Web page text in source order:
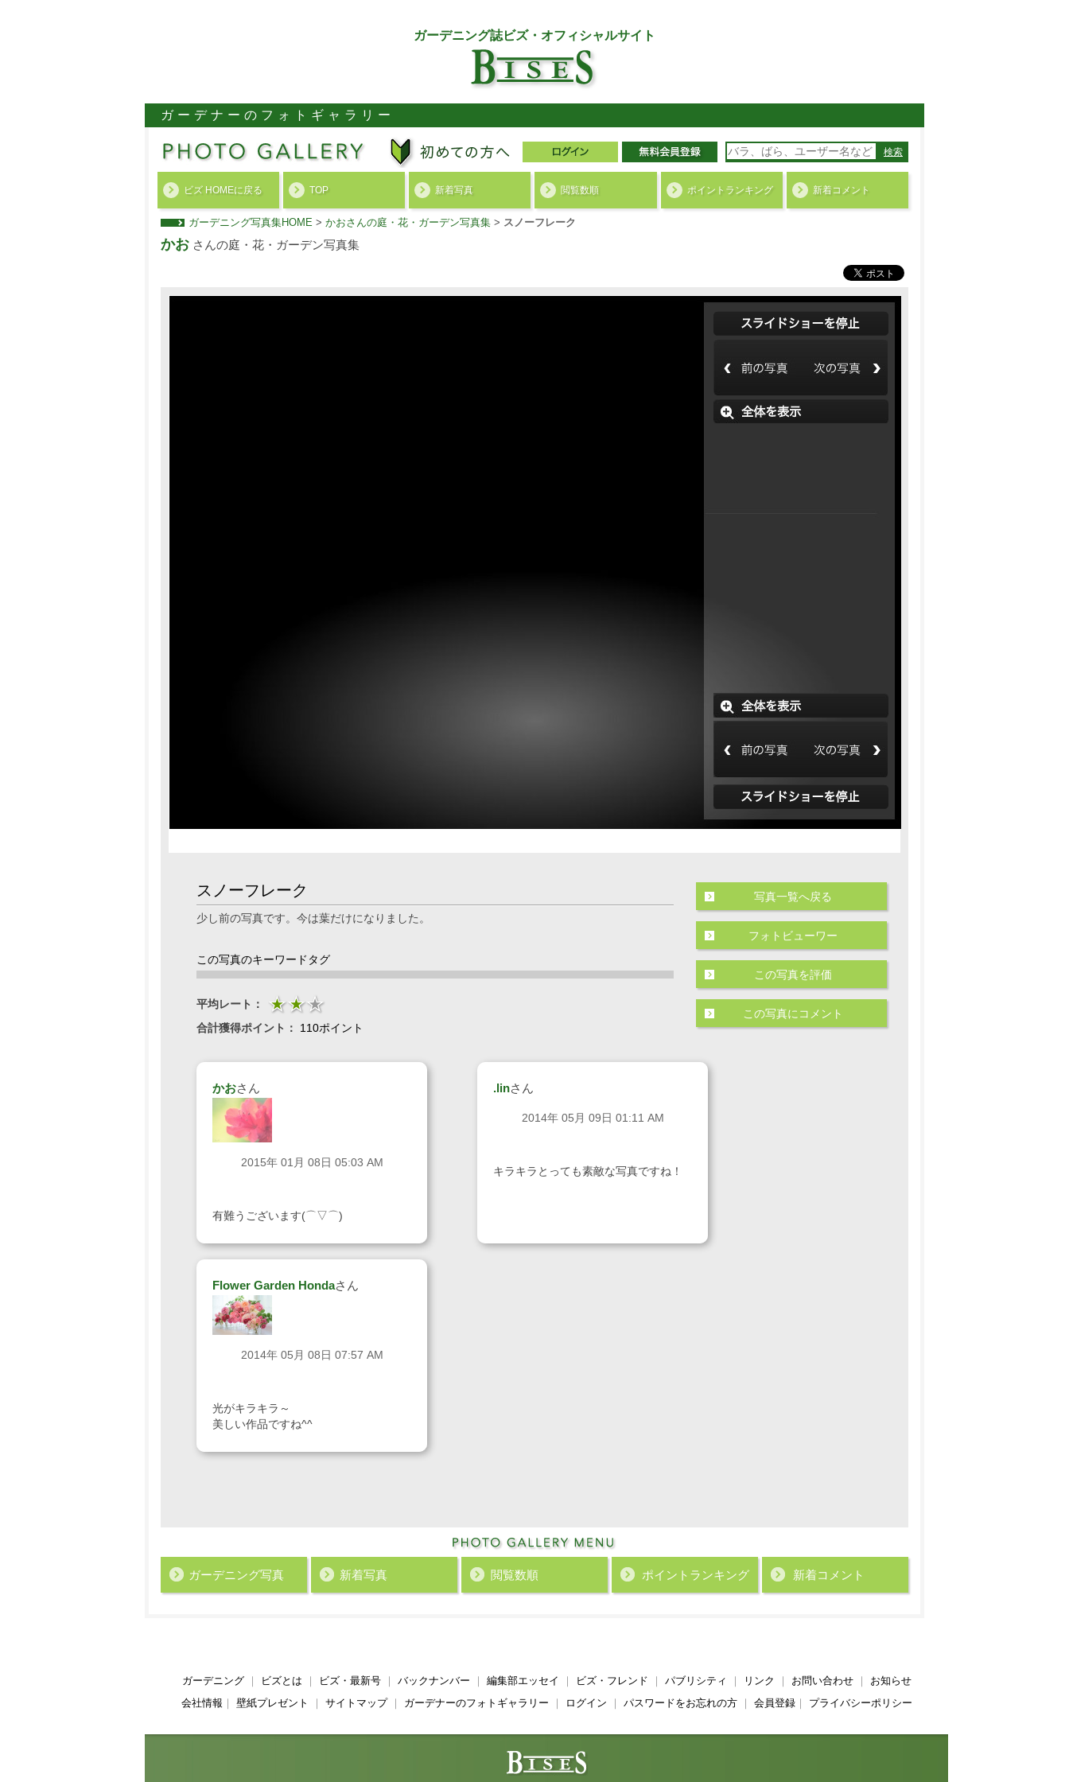
ガーデニング誌ビズ・オフィシャルサイト
ガーデナーのフォトギャラリー
検索
ビズ HOMEに戻る TOP 新着写真 閲覧数順 ポイント ランキング 新着コメント
ガーデニング写真集HOME > かおさんの庭・花・ガーデン写真集 > スノーフレーク
かお さんの庭・花・ガーデン写真集
スノーフレーク
少し前の写真です。今は葉だけになりました。
この写真のキーワードタグ
平均レート：
合計獲得ポイント： 110ポイント
かおさん
2015年 01月 08日 05:03 AM
有難うございます(⌒▽⌒)
.linさん
2014年 05月 09日 01:11 AM
キラキラとっても素敵な写真ですね！
Flower Garden Hondaさん
2014年 05月 08日 07:57 AM
光がキラキラ～
美しい作品ですね^^
写真一覧へ戻る
フォトビューワー
この写真を評価
この写真にコメント
ガーデニング写真 新着写真 閲覧数順 ポイント ランキング 新着コメント
ガーデニング｜ ビズとは ビズ・最新号｜ バックナンバー 編集部エッセイ ビズ・フレンド パブリシティ リンク お問い合わせ｜ お知らせ
会社情報
壁紙プレゼント サイトマップ｜ ガーデナーのフォトギャラリー ログイン パスワードをお忘れの方｜ 会員登録｜ プライバシーポリシー